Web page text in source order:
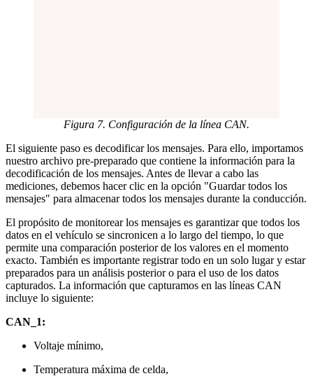
Figura 7. Configuración de la línea CAN.
El siguiente paso es decodificar los mensajes. Para ello, importamos
nuestro archivo pre-preparado que contiene la información para la
decodificación de los mensajes. Antes de llevar a cabo las
mediciones, debemos hacer clic en la opción "Guardar todos los
mensajes" para almacenar todos los mensajes durante la conducción.
El propósito de monitorear los mensajes es garantizar que todos los
datos en el vehículo se sincronicen a lo largo del tiempo, lo que
permite una comparación posterior de los valores en el momento
exacto. También es importante registrar todo en un solo lugar y estar
preparados para un análisis posterior o para el uso de los datos
capturados. La información que capturamos en las líneas CAN
incluye lo siguiente:
CAN_1:
Voltaje mínimo,
Temperatura máxima de celda,